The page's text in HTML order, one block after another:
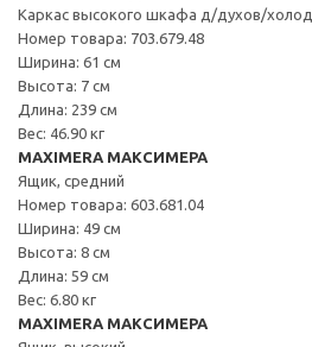
Каркас высокого шкафа д/духов/холод
Номер товара: 703.679.48
Ширина: 61 см
Высота: 7 см
Длина: 239 см
Вес: 46.90 кг
MAXIMERA МАКСИМЕРА
Ящик, средний
Номер товара: 603.681.04
Ширина: 49 см
Высота: 8 см
Длина: 59 см
Вес: 6.80 кг
MAXIMERA МАКСИМЕРА